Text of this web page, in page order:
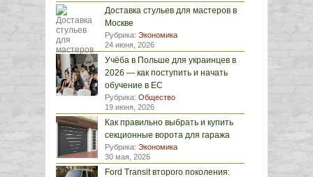
Доставка стульев для мастеров в
Москве
Рубрика: Экономика
24 июня, 2026
Учёба в Польше для украинцев в
2026 — как поступить и начать
обучение в ЕС
Рубрика: Общество
19 июня, 2026
Как правильно выбрать и купить
секционные ворота для гаража
Рубрика: Экономика
30 мая, 2026
Ford Transit второго поколения: